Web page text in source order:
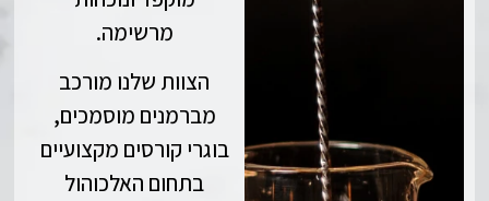
מרשימה.
הצוות שלנו מורכב
מברמנים מוסמכים,
בוגרי קורסים מקצועיים
בתחום האלכוהול